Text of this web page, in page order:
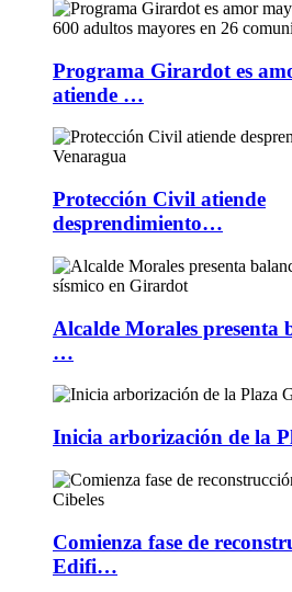
Programa Girardot es
atiende …
Protección Civil atiende
desprendimiento…
Alcalde Morales presenta
…
Inicia arborización de la
Comienza fase de
Edifi…